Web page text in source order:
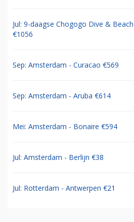
Jul: 9-daagse Chogogo Dive &
€1056
Sep: Amsterdam - Curacao €569
Sep: Amsterdam - Aruba €614
Mei: Amsterdam - Bonaire €594
Jul: Amsterdam - Berlijn €38
Jul: Rotterdam - Antwerpen €21